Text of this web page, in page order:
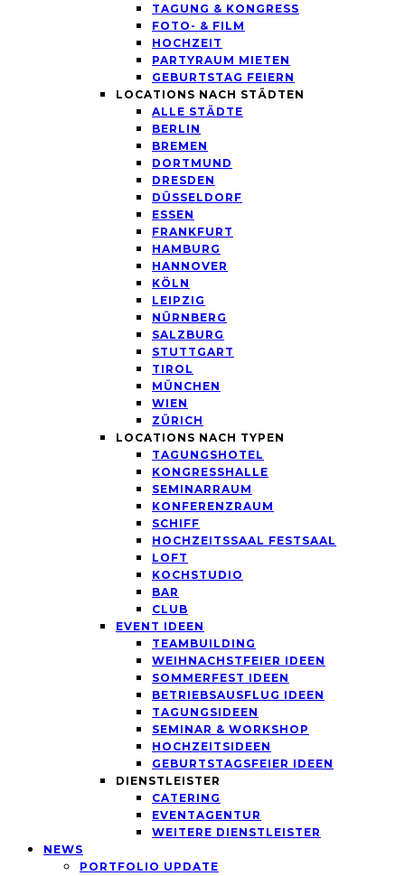
TAGUNG & KONGRESS
FOTO- & FILM
HOCHZEIT
PARTYRAUM MIETEN
GEBURTSTAG FEIERN
LOCATIONS NACH STÄDTEN
ALLE STÄDTE
BERLIN
BREMEN
DORTMUND
DRESDEN
DÜSSELDORF
ESSEN
FRANKFURT
HAMBURG
HANNOVER
KÖLN
LEIPZIG
NÜRNBERG
SALZBURG
STUTTGART
TIROL
MÜNCHEN
WIEN
ZÜRICH
LOCATIONS NACH TYPEN
TAGUNGSHOTEL
KONGRESSHALLE
SEMINARRAUM
KONFERENZRAUM
SCHIFF
HOCHZEITSSAAL FESTSAAL
LOFT
KOCHSTUDIO
BAR
CLUB
EVENT IDEEN
TEAMBUILDING
WEIHNACHSTFEIER IDEEN
SOMMERFEST IDEEN
BETRIEBSAUSFLUG IDEEN
TAGUNGSIDEEN
SEMINAR & WORKSHOP
HOCHZEITSIDEEN
GEBURTSTAGSFEIER IDEEN
DIENSTLEISTER
CATERING
EVENTAGENTUR
WEITERE DIENSTLEISTER
NEWS
PORTFOLIO UPDATE